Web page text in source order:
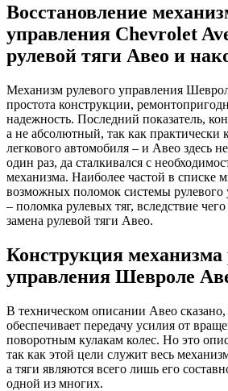
Восстановление
управления Chevrolet
рулевой тяги Авео и
Механизм рулевого управления
простота конструкции,
надежность. Последний показатель,
а не абсолютный, так как практически
легкового автомобиля – и Авео здесь
один раз, да сталкивался с
механизма. Наиболее частой в списке
возможных поломок системы рулевого
– поломка рулевых тяг, вследствие
замена рулевой тяги Авео.
Конструкция механизма
управления Шевроле
В техническом описании Авео сказано,
обеспечивает передачу усилия от
поворотным кулакам колес. Но это
так как этой цели служит весь
а тяги являются всего лишь его
одной из многих.